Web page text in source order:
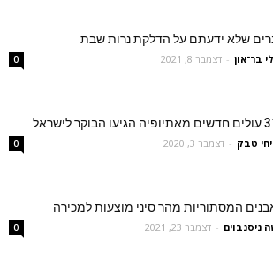
שלא ידעתם על הדלקת נרות שבת
בר־און - דצמבר 8, 2021 0
הבוקר לישראל
טבק - דצמבר 3, 2020 0
המסתוריות מהר סיני מוצעות למכירה
ניסנבוים - דצמבר 23, 2021 0